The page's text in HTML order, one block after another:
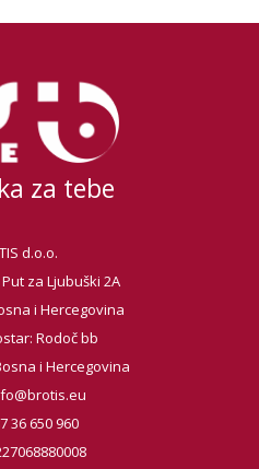
za tebe
d.o.o.
za Ljubuški 2A
i Hercegovina
Rodoč bb
i Hercegovina
36 650 960